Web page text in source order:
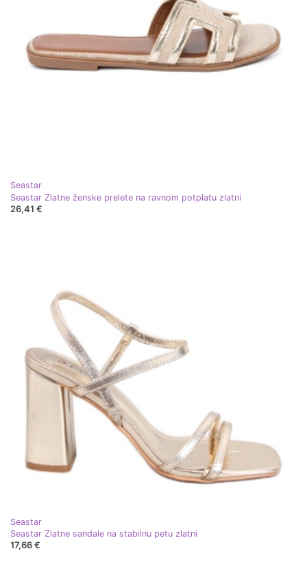
Seastar
Seastar Zlatne ženske prelete na ravnom potplatu zlatni
26,41 €
Seastar
Seastar Zlatne sandale na stabilnu petu zlatni
17,66 €